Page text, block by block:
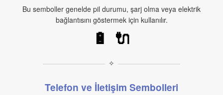
Bu semboller genelde pil durumu, şarj olma veya elektrik
bağlantısını göstermek için kullanılır.
🔋 🔌
✧
Telefon ve İletişim Sembolleri